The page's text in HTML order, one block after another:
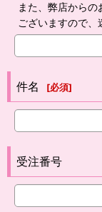
また、弊店から
ございますので、
件名 [必須]
受注番号